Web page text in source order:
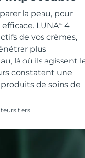
la peau, pour
LUNATM
4
de vos crèmes,
plus
là où ils agissent
constatent une
de soins de
tiers
KIWI™
Gel